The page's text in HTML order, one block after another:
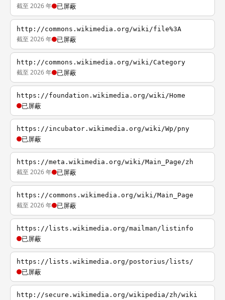
截至 2026 年 已屏蔽
http://commons.wikimedia.org/wiki/file%3A
截至 2026 年 已屏蔽
http://commons.wikimedia.org/wiki/Category
截至 2026 年 已屏蔽
https://foundation.wikimedia.org/wiki/Home
已屏蔽
https://incubator.wikimedia.org/wiki/Wp/pny
已屏蔽
https://meta.wikimedia.org/wiki/Main_Page/zh
截至 2026 年 已屏蔽
https://commons.wikimedia.org/wiki/Main_Page
截至 2026 年 已屏蔽
https://lists.wikimedia.org/mailman/listinfo
已屏蔽
https://lists.wikimedia.org/postorius/lists/
已屏蔽
http://secure.wikimedia.org/wikipedia/zh/wiki